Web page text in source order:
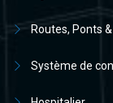
Routes, Ponts
Système de